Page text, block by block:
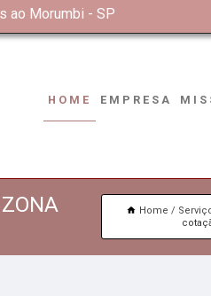
ao Morumbi - SP
HOME EMPRESA
Home